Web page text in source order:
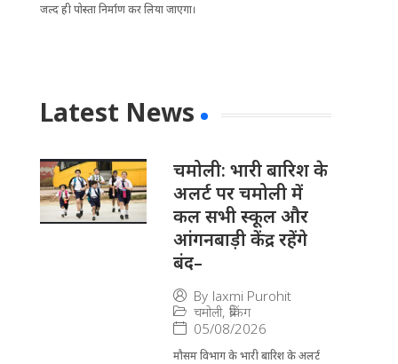
जल्द ही पोस्ता निर्माण कर लिया जाएगा।
Latest News
चमोली: भारी बारिश के
अलर्ट पर चमोली में
कल सभी स्कूल और
आंगनबाड़ी केंद्र रहेंगे
बंद–
By laxmi Purohit
चमोली, ब्रेकिंग
05/08/2026
मौसम विभाग के भारी बारिश के अलर्ट